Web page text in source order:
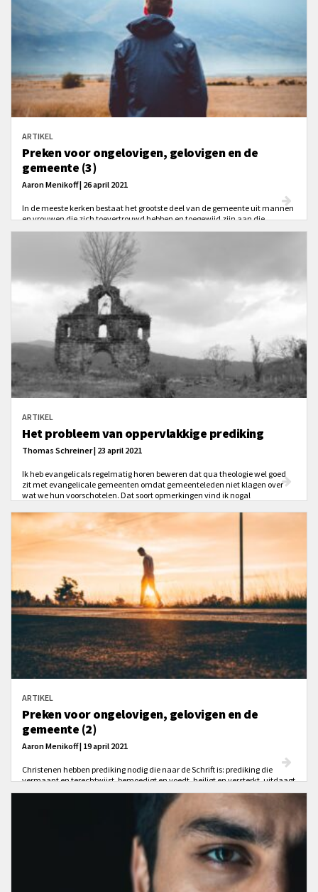
ARTIKEL
Preken voor ongelovigen, gelovigen en de
gemeente (3)
Aaron Menikoff | 26 april 2021
In de meeste kerken bestaat het grootste deel van de gemeente uit mannen
en vrouwen die zich toevertrouwd hebben en toegewijd zijn aan die
ARTIKEL
Het probleem van oppervlakkige prediking
Thomas Schreiner | 23 april 2021
Ik heb evangelicals regelmatig horen beweren dat qua theologie wel goed
zit met evangelicale gemeenten omdat gemeenteleden niet klagen over
wat we hun voorschotelen. Dat soort opmerkingen vind ik nogal
het raadsbesluit van God’ te verkondigen (Handelingen 20:27).
ARTIKEL
Preken voor ongelovigen, gelovigen en de
gemeente (2)
Aaron Menikoff | 19 april 2021
Christenen hebben prediking nodig die naar de Schrift is: prediking die
vermaant en terechtwijst, bemoedigt en voedt, heiligt en versterkt, uitdaagt